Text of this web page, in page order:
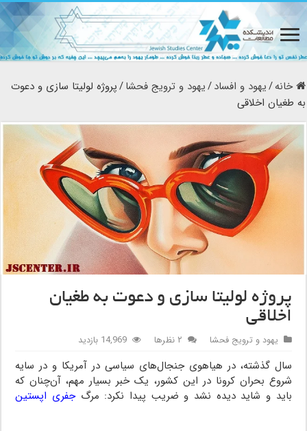
خانه/یهود و افساد/یهود و ترویج فحشا/پروژه لولیتا سازی و دعوت
به طغیان اخلاقی
پروژه لولیتا سازی و دعوت به طغیان
اخلاقی
یهود و ترویج فحشا ۲ نظرها 14,969 بازدید
سال گذشته، در هیاهوی جنجال‌های سیاسی در آمریکا و در سایه
شروع بحران کرونا در این کشور، یک خبر بسیار مهم، آن‌چنان که
باید و شاید دیده نشد و ضریب پیدا نکرد: مرگجفری اپستین